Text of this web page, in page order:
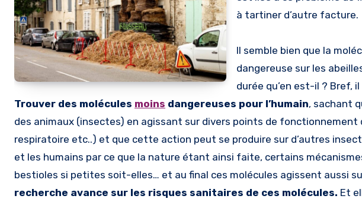
à tartiner d’autre facture.
Il semble bien que la
dangereuse sur les
durée qu’en est-il ? Bref,
Trouver des molécules moins dangereuses pour l’humain, sachant
des animaux (insectes) en agissant sur divers points de fonctionnement
respiratoire etc..) et que cette action peut se produire sur d’autres
et les humains par ce que la nature étant ainsi faite, certains
bestioles si petites soit-elles… et au final ces molécules agissent aussi
recherche avance sur les risques sanitaires de ces molécules. Et